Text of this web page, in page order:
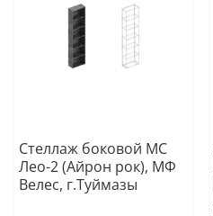
Стеллаж боковой МС
Лео-2 (Айрон рок), МФ
Велес, г.Туймазы